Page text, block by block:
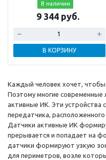
В наличии
9 344 руб.
В КОРЗИНУ
Каждый человек хочет, чтобы
Поэтому многие
активные ИК. Эти устройства
передатчика,
Датчики активные ИК
прерывается и попадает на
датчики формируют узкую
для периметров, возле